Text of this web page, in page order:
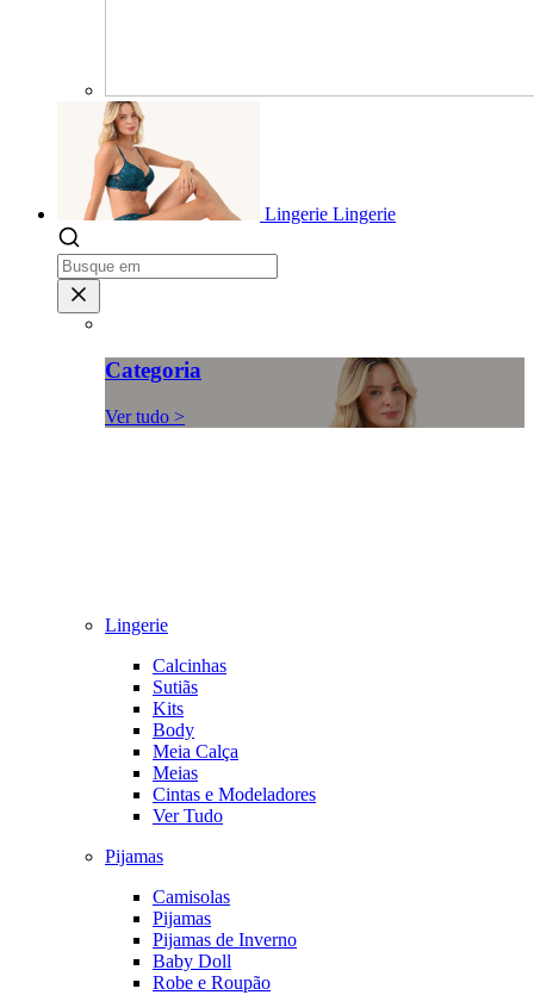
Lingerie Lingerie
Categoria
Ver tudo >
Lingerie
Calcinhas
Sutiãs
Kits
Body
Meia Calça
Meias
Cintas e Modeladores
Ver Tudo
Pijamas
Camisolas
Pijamas
Pijamas de Inverno
Baby Doll
Robe e Roupão